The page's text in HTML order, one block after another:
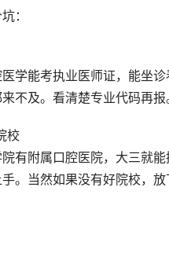
：
学能考执业医师证，能坐
不及。看清楚专业代码再报
校
有附属口腔医院，大三就
。当然如果没有好院校，